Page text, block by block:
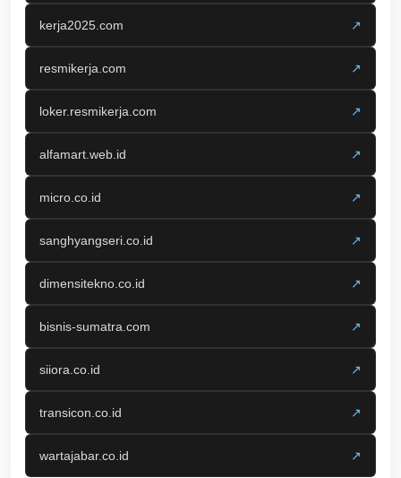
kerja2025.com ↗
resmikerja.com ↗
loker.resmikerja.com ↗
alfamart.web.id ↗
micro.co.id ↗
sanghyangseri.co.id ↗
dimensitekno.co.id ↗
bisnis-sumatra.com ↗
siiora.co.id ↗
transicon.co.id ↗
wartajabar.co.id ↗